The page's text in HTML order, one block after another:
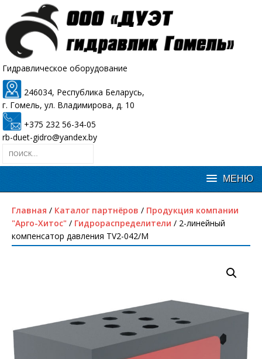
Гидравлическое оборудование
246034, Республика Беларусь,
г. Гомель, ул. Владимирова, д. 10
+375 232 56-34-05
rb-duet-gidro@yandex.by
Главная / Каталог партнёров / Продукция компании
"Арго-Хитос" / Гидрораспределители / 2-линейный
компенсатор давления TV2-042/M